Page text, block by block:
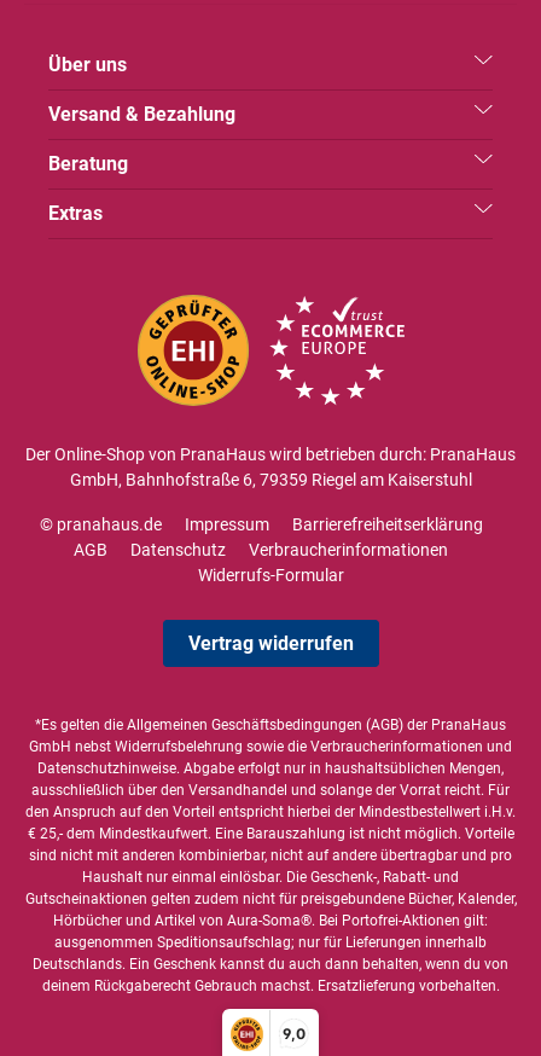
9,0
Über uns
Versand & Bezahlung
Beratung
Extras
Der Online-Shop von PranaHaus wird betrieben durch: PranaHaus
GmbH, Bahnhofstraße 6, 79359 Riegel am Kaiserstuhl
© pranahaus.de Impressum
Barrierefreiheitserklärung
AGB
Datenschutz
Verbraucherinformationen
Widerrufs-Formular
Vertrag widerrufen
*Es gelten die Allgemeinen Geschäftsbedingungen (AGB) der PranaHaus
GmbH nebst Widerrufsbelehrung sowie die Verbraucherinformationen und
Datenschutzhinweise. Abgabe erfolgt nur in haushaltsüblichen Mengen,
ausschließlich über den Versandhandel und solange der Vorrat reicht. Für
den Anspruch auf den Vorteil entspricht hierbei der Mindestbestellwert i.H.v.
€ 25,- dem Mindestkaufwert. Eine Barauszahlung ist nicht möglich. Vorteile
sind nicht mit anderen kombinierbar, nicht auf andere übertragbar und pro
Haushalt nur einmal einlösbar. Die Geschenk-, Rabatt- und
Gutscheinaktionen gelten zudem nicht für preisgebundene Bücher, Kalender,
Hörbücher und Artikel von Aura-Soma®. Bei Portofrei-Aktionen gilt:
ausgenommen Speditionsaufschlag; nur für Lieferungen innerhalb
Deutschlands. Ein Geschenk kannst du auch dann behalten, wenn du von
deinem Rückgaberecht Gebrauch machst. Ersatzlieferung vorbehalten.